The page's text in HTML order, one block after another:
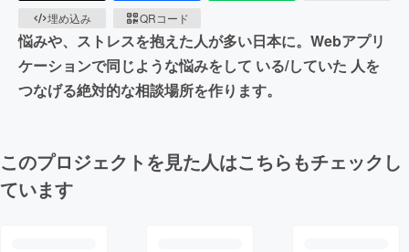
埋め込み
QRコード
悩みや、ストレスを抱えた人が多い日本に。Webアプリ
ケーションで同じような悩みをして いる/していた 人を
つなげる絶対的な相談場所を作ります。
このプロジェクトを見た人はこちらもチェックし
ています